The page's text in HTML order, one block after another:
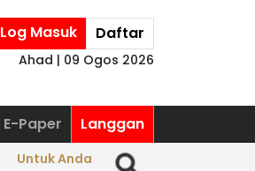
Log Masuk Daftar
Ahad | 09 Ogos 2026
E-Paper Langgan
Untuk Anda